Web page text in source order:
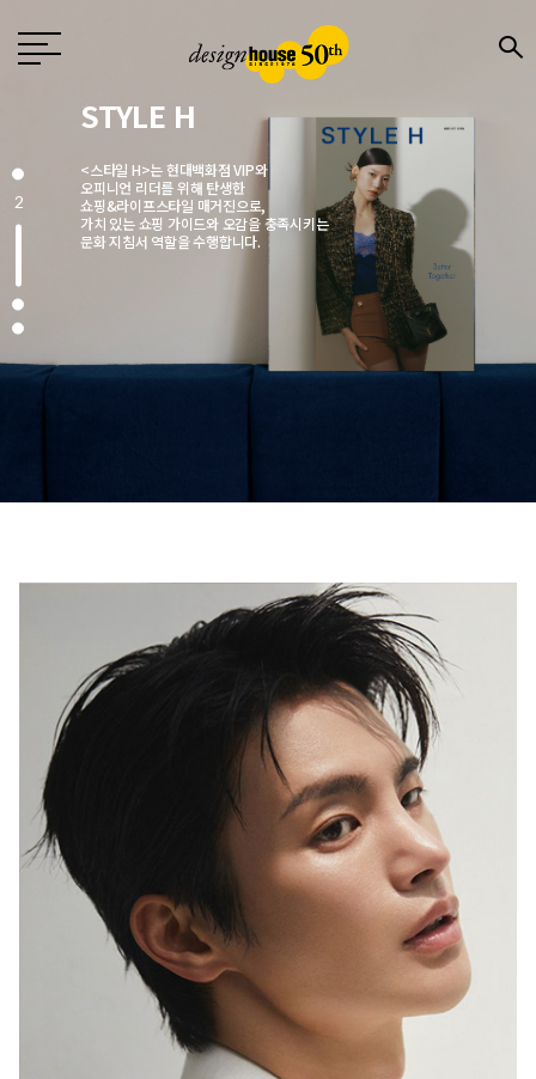
Design
월간 〈디자인〉은 1976년 창간한
국내 유일의 디자인 전문지로
전문 디자이너와 기업,
크리에이터에게 영감을 주는 매거진입니다.
매월 디자인, 문화, 예술, 건축 분야에서
주목해야 할 이슈를 엄선해
행복이 가득한 집
1987년 창간한 <행복이 가득한 집>은
‘생활을 디자인하면 행복이 더 커진다’는
캐치프레이즈 아래
국내외 대표 디자이너ㆍ작가ㆍ브랜드와 협업,
집을 매개로 한 ‘프리미엄 라이프스타일’을 선보이고 있습니다.